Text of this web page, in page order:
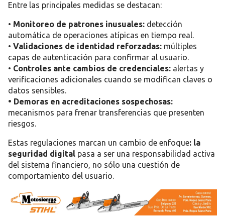
Entre las principales medidas se destacan:
• Monitoreo de patrones inusuales: detección
automática de operaciones atípicas en tiempo real.
• Validaciones de identidad reforzadas: múltiples
capas de autenticación para confirmar al usuario.
• Controles ante cambios de credenciales: alertas y
verificaciones adicionales cuando se modifican claves o
datos sensibles.
• Demoras en acreditaciones sospechosas:
mecanismos para frenar transferencias que presenten
riesgos.
Estas regulaciones marcan un cambio de enfoque: la
seguridad digital pasa a ser una responsabilidad activa
del sistema financiero, no sólo una cuestión de
comportamiento del usuario.